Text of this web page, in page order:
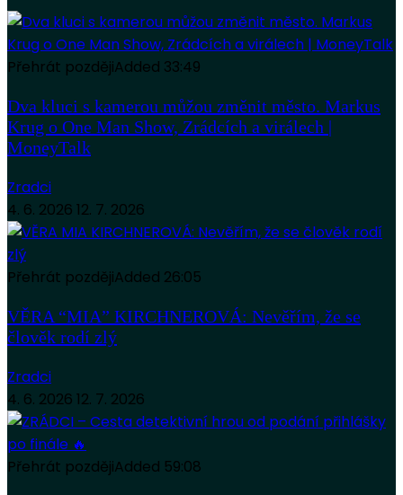
Přehrát pozdějiAdded 33:49
Dva kluci s kamerou můžou změnit město. Markus
Krug o One Man Show, Zrádcích a virálech |
MoneyTalk
Zradci
4. 6. 2026 12. 7. 2026
Přehrát pozdějiAdded 26:05
VĚRA “MIA” KIRCHNEROVÁ: Nevěřím, že se
člověk rodí zlý
Zradci
4. 6. 2026 12. 7. 2026
Přehrát pozdějiAdded 59:08